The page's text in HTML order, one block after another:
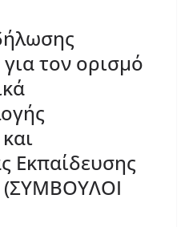
τον ορισμό
Εκπαίδευσης
(ΣΥΜΒΟΥΛΟΙ